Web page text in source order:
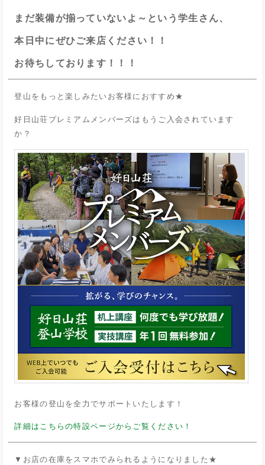
まだ装備が揃っていないよ～という学生さん、
本日中にぜひご来店ください！！
お待ちしております！！！
登山をもっと楽しみたいお客様におすすめ★
好日山荘プレミアムメンバーズはもうご入会されています
か？
お客様の登山を全力でサポートいたします！
詳細はこちらの特設ページからご覧ください！
▼お店の在庫をスマホでみられるようになりました★